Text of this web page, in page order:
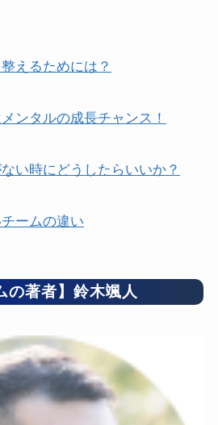
えるためには？
ンタルの成長チャンス！
い時にどうしたらいいか？
ームの違い
の著者】鈴木颯人